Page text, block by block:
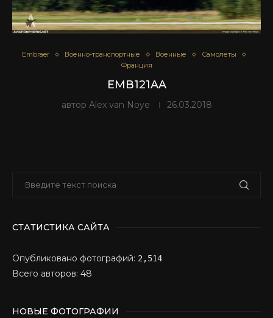
Embraer Военно-транспортные Военные
Самолеты
Франция
EMB121AA
автор Alex van Noye 26.03.2018
СТАТИСТИКА САЙТА
Опубликовано фотографий: 2,514
Всего авторов: 48
НОВЫЕ ФОТОГРАФИИ